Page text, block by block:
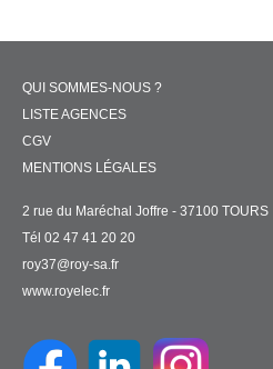
QUI SOMMES-NOUS ?
LISTE AGENCES
CGV
MENTIONS LÉGALES
2 rue du Maréchal Joffre - 37100 TOURS
Tél 02 47 41 20 20
roy37@roy-sa.fr
www.royelec.fr